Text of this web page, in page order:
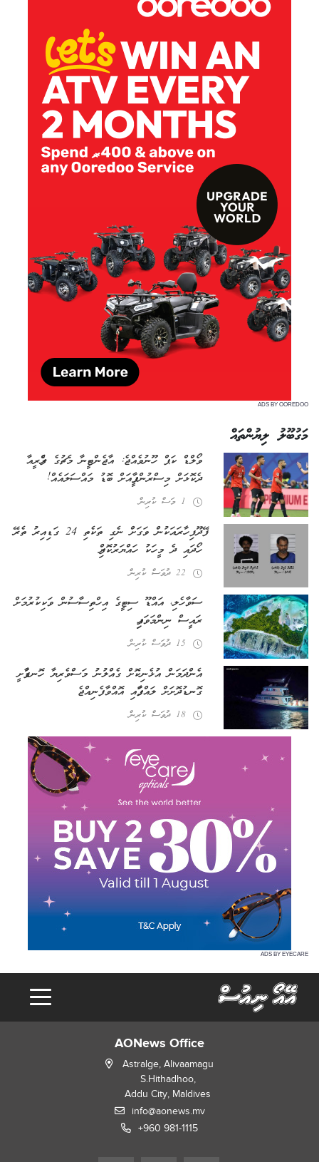
ADS BY OOREDOO
މަގުބޫލު ލިޔުންތައް
ވޯލްޑް ކަޕް ހޫނުވެއްޖެ: އާޖެންޓީނާ މެޗުގެ ރެފްރީއާ
ދެކޮޅަށް މިސްރުން ފީފާއަށް ބޮޑު މައްސަލައެއް!
1 މަސް ކުރިން
ފޭދޫ ފިހާރައަކުން ވަގަށް ނެގި ތަކެތި 24 ގަޑިއިރު ތެރޭ
ހޯދައި ދެ މީހަކު ހައްޔަރުކޮށްފި
22 ދުވަސް ކުރިން
ސަވާހެލި، އައްޑޫ ސިޓީގެ އިހްތިސާސުން ވަކިކުރުމަށް
ރައީސް ނިންމަވައިފި
15 ދުވަސް ކުރިން
އެންދަމަން އުޅެނިކޮށް ގެއްލުނު މަސްވެރިޔާ ހޮނޑާފުށީ
ގޮނޑުދޮށަށް ލައްގާފައި އޮއްވާ ފެނިއްޖެ
18 ދުވަސް ކުރިން
ADS BY EYECARE
AONews Office
Astralge, Alivaamagu
S.Hithadhoo,
Addu City, Maldives
info@aonews.mv
+960 981-1115